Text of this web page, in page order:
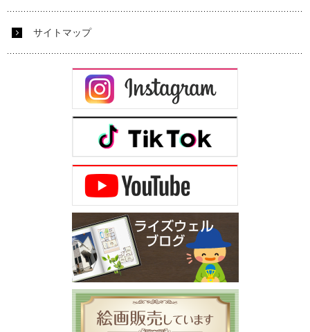
サイトマップ